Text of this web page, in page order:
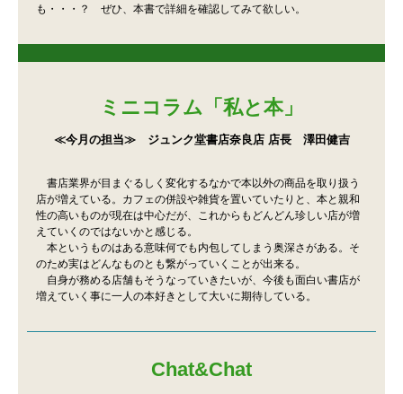
も・・・？ ぜひ、本書で詳細を確認してみて欲しい。
ミニコラム「私と本」
≪今月の担当≫ ジュンク堂書店奈良店 店長 澤田健吉
書店業界が目まぐるしく変化するなかで本以外の商品を取り扱う
店が増えている。カフェの併設や雑貨を置いていたりと、本と親和
性の高いものが現在は中心だが、これからもどんどん珍しい店が増
えていくのではないかと感じる。
本というものはある意味何でも内包してしまう奥深さがある。そ
のため実はどんなものとも繋がっていくことが出来る。
自身が務める店舗もそうなっていきたいが、今後も面白い書店が
増えていく事に一人の本好きとして大いに期待している。
Chat&Chat